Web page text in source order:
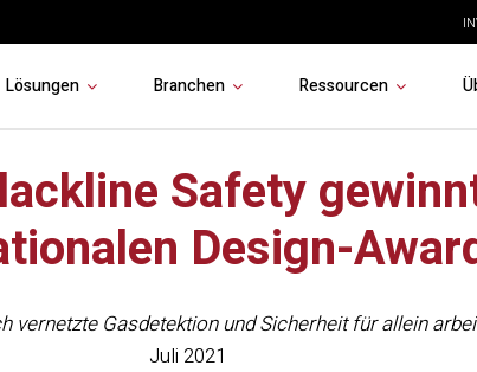
Lösungen Branchen Ressourcen
Safety
Design-
vernetzte Gasdetektion und Sicherheit für allein
Juli 2021